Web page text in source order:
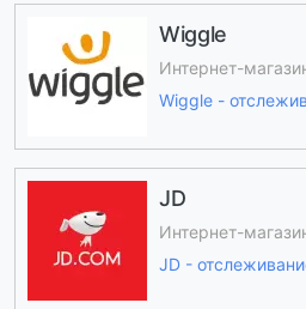
Wiggle
Интернет-
Wiggle -
JD
Интернет-
JD -